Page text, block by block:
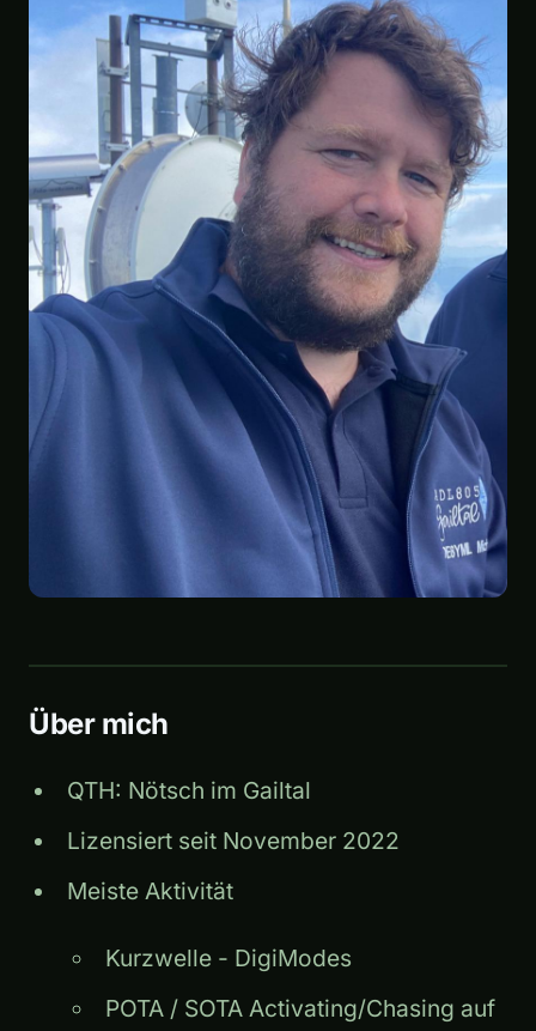
Über mich
QTH: Nötsch im Gailtal
Lizensiert seit November 2022
Meiste Aktivität
Kurzwelle - DigiModes
POTA / SOTA Activating/Chasing auf